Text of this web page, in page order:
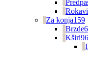
Za konja159
Brzde
Kširi96